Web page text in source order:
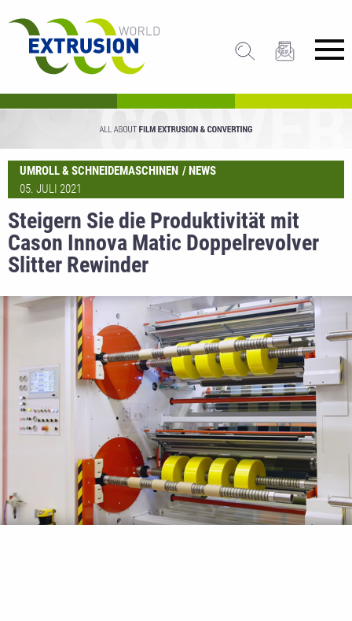
UMROLL & SCHNEIDEMASCHINEN
NEWS
05. JULI 2021
Steigern Sie die Produktivität mit
Cason Innova Matic Doppelrevolver
Slitter Rewinder